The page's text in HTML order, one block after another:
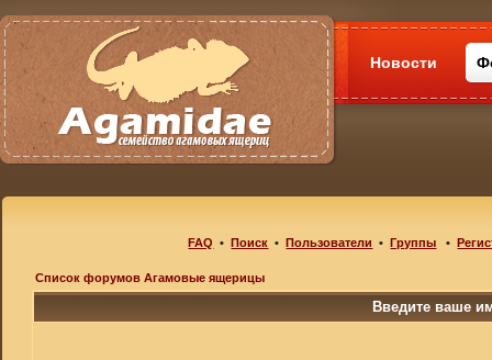
Новости
FAQ •Поиск •Пользователи •Группы •
Список форумов Агамовые ящерицы
Введите ваше